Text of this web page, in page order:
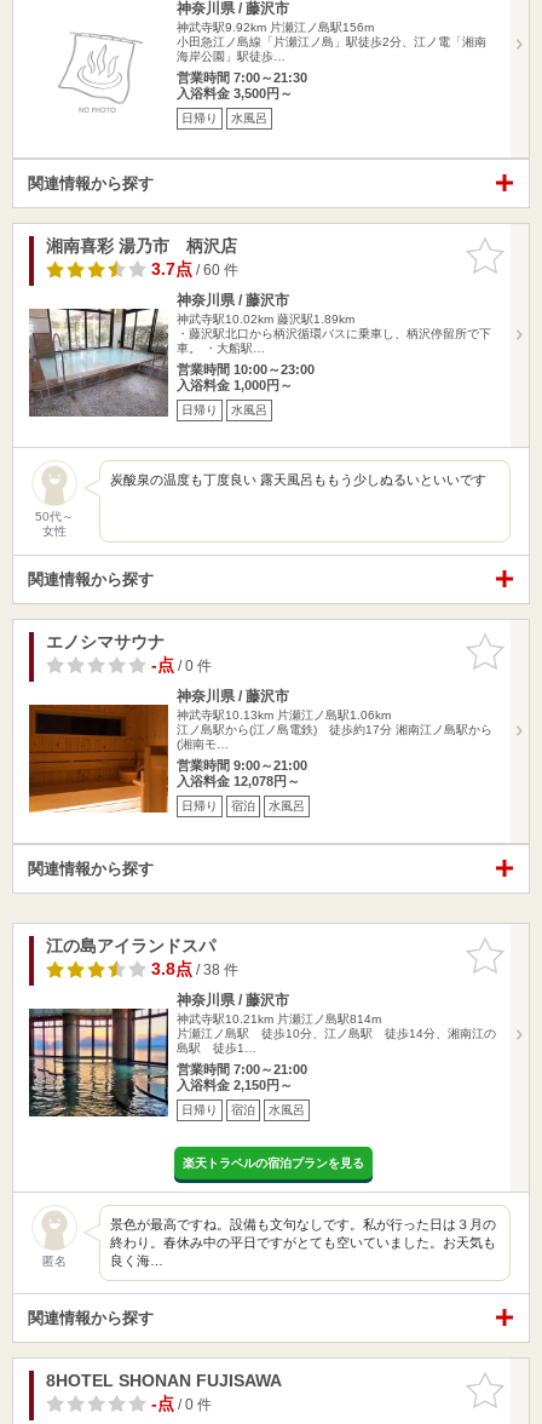
神奈川県 / 藤沢市
神武寺駅9.92km 片瀬江ノ島駅156m
小田急江ノ島線「片瀬江ノ島」駅徒歩2分、江ノ電「湘南
海岸公園」駅徒歩…
営業時間 7:00～21:30
入浴料金 3,500円～
日帰り 水風呂
関連情報から探す
お気に入
りに追加
湘南喜彩 湯乃市 柄沢店
3.7点/ 60 件
神奈川県 / 藤沢市
神武寺駅10.02km 藤沢駅1.89km
・藤沢駅北口から柄沢循環バスに乗車し、柄沢停留所で下
車。 ・大船駅…
営業時間 10:00～23:00
入浴料金 1,000円～
日帰り 水風呂
50代～
女性
炭酸泉の温度も丁度良い 露天風呂ももう少しぬるいといいです
関連情報から探す
お気に入
りに追加
エノシマサウナ
-点/ 0 件
神奈川県 / 藤沢市
神武寺駅10.13km 片瀬江ノ島駅1.06km
江ノ島駅から(江ノ島電鉄) 徒歩約17分 湘南江ノ島駅から
(湘南モ…
営業時間 9:00～21:00
入浴料金 12,078円～
日帰り 宿泊 水風呂
関連情報から探す
お気に入
りに追加
江の島アイランドスパ
3.8点/ 38 件
神奈川県 / 藤沢市
神武寺駅10.21km 片瀬江ノ島駅814m
片瀬江ノ島駅 徒歩10分、江ノ島駅 徒歩14分、湘南江の
島駅 徒歩1…
営業時間 7:00～21:00
入浴料金 2,150円～
日帰り 宿泊 水風呂
楽天トラベルの宿泊プランを見る
匿名
景色が最高ですね。設備も文句なしです。私が行った日は３月の
終わり。春休み中の平日ですがとても空いていました。お天気も
良く海…
関連情報から探す
お気に入
りに追加
8HOTEL SHONAN FUJISAWA
-点/ 0 件